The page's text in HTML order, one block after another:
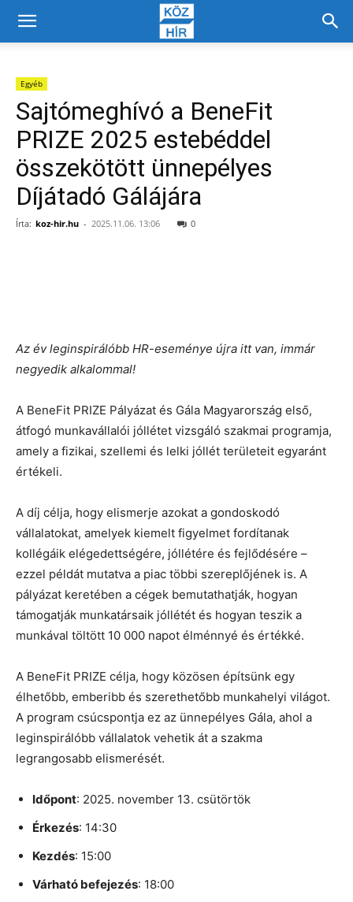
Egyéb
Sajtómeghívó a BeneFit
PRIZE 2025 estebéddel
összekötött ünnepélyes
Díjátadó Gálájára
Írta: koz-hir.hu - 2025.11.06. 13:06 0
Az év leginspirálóbb HR-eseménye újra itt van, immár
negyedik alkalommal!
A BeneFit PRIZE Pályázat és Gála Magyarország első,
átfogó munkavállalói jóllétet vizsgáló szakmai programja,
amely a fizikai, szellemi és lelki jóllét területeit egyaránt
értékeli.
A díj célja, hogy elismerje azokat a gondoskodó
vállalatokat, amelyek kiemelt figyelmet fordítanak
kollégáik elégedettségére, jóllétére és fejlődésére –
ezzel példát mutatva a piac többi szereplőjének is. A
pályázat keretében a cégek bemutathatják, hogyan
támogatják munkatársaik jóllétét és hogyan teszik a
munkával töltött 10 000 napot élménnyé és értékké.
A BeneFit PRIZE célja, hogy közösen építsünk egy
élhetőbb, emberibb és szerethetőbb munkahelyi világot.
A program csúcspontja ez az ünnepélyes Gála, ahol a
leginspirálóbb vállalatok vehetik át a szakma
legrangosabb elismerését.
Időpont: 2025. november 13. csütörtök
Érkezés: 14:30
Kezdés: 15:00
Várható befejezés: 18:00